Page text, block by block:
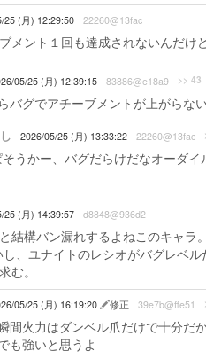
25 (月) 12:29:50 22260@13fac
メント１回も達成されないんだけ
05/25 (月) 12:39:15 83886@e18a9 >> 43
バグでアチーブメントが上がらない
2026/05/25 (月) 13:33:22 22260@13fac
うかー、バグだらけだなオーダイ
25 (月) 14:39:57 d8848@936d2
結構バン漏れするよねこのキャ
し、ユナイトのレシオがバグレベ
む。
05/25 (月) 16:19:20 修正 39e7b@ffe51
間火力はダンベル爪だけで十分だ
も強いと思うよ